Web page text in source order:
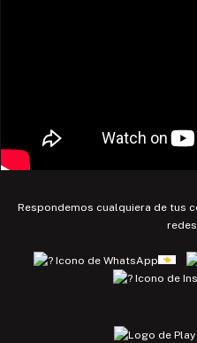
Respondemos cualquiera de tus